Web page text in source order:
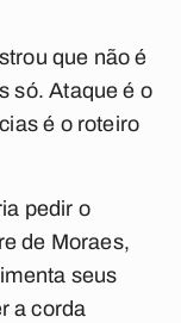
que não é
só. Ataque é o
é o roteiro
pedir o
de Moraes,
seus
a corda